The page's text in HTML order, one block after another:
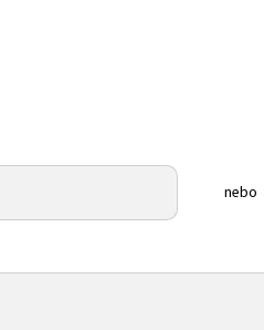
nebo